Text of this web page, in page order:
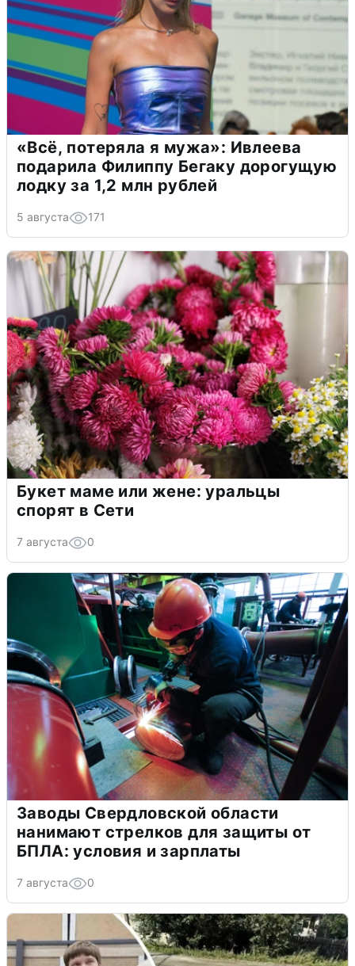
«Всё, потеряла я мужа»: Ивлеева
подарила Филиппу Бегаку дорогущую
лодку за 1,2 млн рублей
5 августа 171
Букет маме или жене: уральцы
спорят в Сети
7 августа 0
Заводы Свердловской области
нанимают стрелков для защиты от
БПЛА: условия и зарплаты
7 августа 0